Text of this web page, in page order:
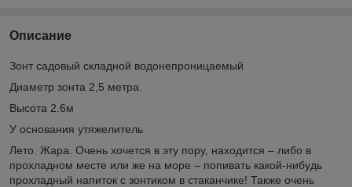
Описание
Зонт садовый складной водонепроницаемый
Диаметр зонта 2,5 метра.
Высота 2.6м
У основания утяжелитель
Лето. Жара. Очень хочется в эту пору, находится – либо в
прохладном месте или же на море – попивать какой-нибудь
прохладный напиток с зонтиком в стаканчике! Также очень